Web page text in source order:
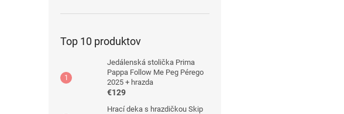
Top 10 produktov
Jedálenská stolička Prima
Pappa Follow Me Peg Pérego
2025 + hrazda
€129
Hrací deka s hrazdičkou Skip